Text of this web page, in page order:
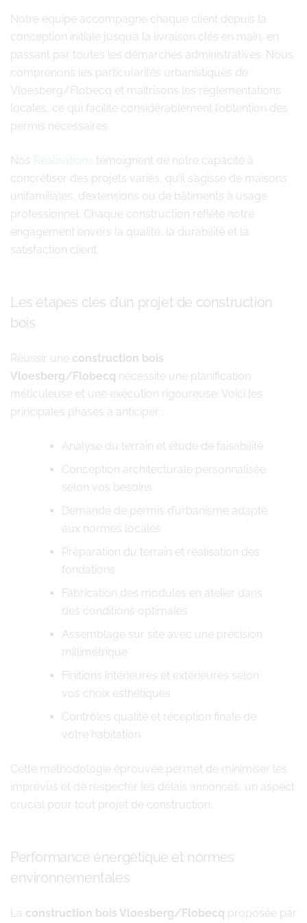
Notre équipe accompagne chaque client depuis la
conception initiale jusqu’à la livraison clés en main, en
passant par toutes les démarches administratives. Nous
comprenons les particularités urbanistiques de
Vloesberg/Flobecq et maîtrisons les réglementations
locales, ce qui facilite considérablement l’obtention des
permis nécessaires.
Nos Réalisations témoignent de notre capacité à
concrétiser des projets variés, qu’il s’agisse de maisons
unifamiliales, d’extensions ou de bâtiments à usage
professionnel. Chaque construction reflète notre
engagement envers la qualité, la durabilité et la
satisfaction client.
Les étapes clés d’un projet de construction
bois
Réussir une construction bois
Vloesberg/Flobecq nécessite une planification
méticuleuse et une exécution rigoureuse. Voici les
principales phases à anticiper :
Analyse du terrain et étude de faisabilité
Conception architecturale personnalisée
selon vos besoins
Demande de permis d’urbanisme adapté
aux normes locales
Préparation du terrain et réalisation des
fondations
Fabrication des modules en atelier dans
des conditions optimales
Assemblage sur site avec une précision
millimétrique
Finitions intérieures et extérieures selon
vos choix esthétiques
Contrôles qualité et réception finale de
votre habitation
Cette méthodologie éprouvée permet de minimiser les
imprévus et de respecter les délais annoncés, un aspect
crucial pour tout projet de construction.
Performance énergétique et normes
environnementales
La construction bois Vloesberg/Flobecq proposée par